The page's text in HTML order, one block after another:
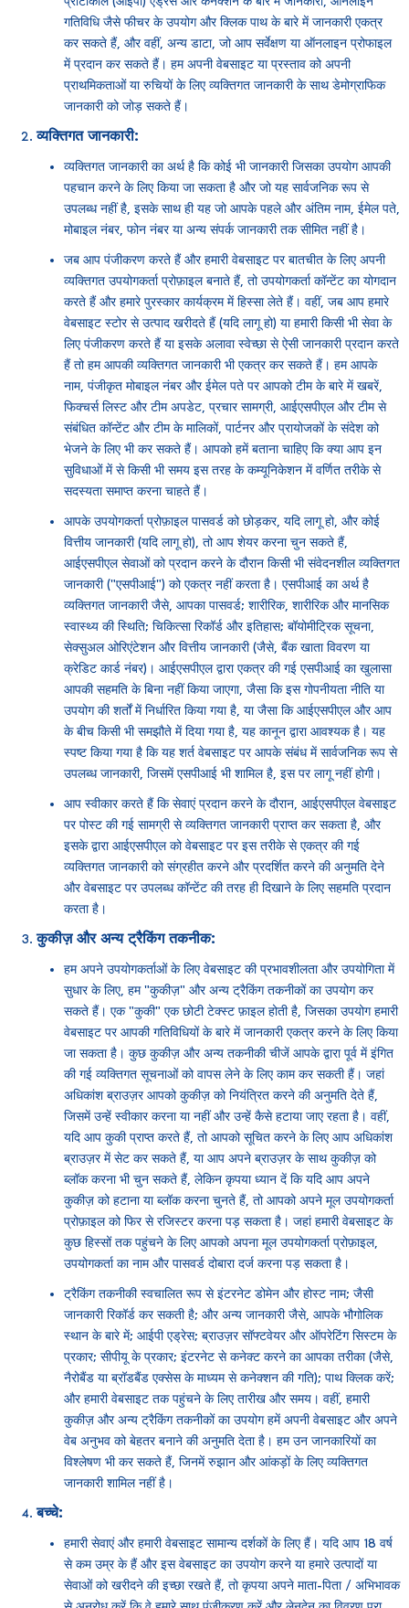
गतिविधि जैसे फीचर के उपयोग और क्लिक पाथ के बारे में जानकारी एकत्र
कर सकते हैं, और वहीं, अन्य डाटा, जो आप सर्वेक्षण या ऑनलाइन प्रोफाइल
में प्रदान कर सकते हैं। हम अपनी वेबसाइट या प्रस्ताव को अपनी
प्राथमिकताओं या रुचियों के लिए व्यक्तिगत जानकारी के साथ डेमोग्राफिक
जानकारी को जोड़ सकते हैं।
व्यक्तिगत जानकारी:
व्यक्तिगत जानकारी का अर्थ है कि कोई भी जानकारी जिसका उपयोग आपकी
पहचान करने के लिए किया जा सकता है और जो यह सार्वजनिक रूप से
उपलब्ध नहीं है, इसके साथ ही यह जो आपके पहले और अंतिम नाम, ईमेल पते,
मोबाइल नंबर, फोन नंबर या अन्य संपर्क जानकारी तक सीमित नहीं है।
जब आप पंजीकरण करते हैं और हमारी वेबसाइट पर बातचीत के लिए अपनी
व्यक्तिगत उपयोगकर्ता प्रोफ़ाइल बनाते हैं, तो उपयोगकर्ता कॉन्टेंट का योगदान
करते हैं और हमारे पुरस्कार कार्यक्रम में हिस्सा लेते हैं। वहीं, जब आप हमारे
वेबसाइट स्टोर से उत्पाद खरीदते हैं (यदि लागू हो) या हमारी किसी भी सेवा के
लिए पंजीकरण करते हैं या इसके अलावा स्वेच्छा से ऐसी जानकारी प्रदान करते
हैं तो हम आपकी व्यक्तिगत जानकारी भी एकत्र कर सकते हैं। हम आपके
नाम, पंजीकृत मोबाइल नंबर और ईमेल पते पर आपको टीम के बारे में खबरें,
फिक्चर्स लिस्ट और टीम अपडेट, प्रचार सामग्री, आईएसपीएल और टीम से
संबंधित कॉन्टेंट और टीम के मालिकों, पार्टनर और प्रायोजकों के संदेश को
भेजने के लिए भी कर सकते हैं। आपको हमें बताना चाहिए कि क्या आप इन
सुविधाओं में से किसी भी समय इस तरह के कम्यूनिकेशन में वर्णित तरीके से
सदस्यता समाप्त करना चाहते हैं।
आपके उपयोगकर्ता प्रोफ़ाइल पासवर्ड को छोड़कर, यदि लागू हो, और कोई
वित्तीय जानकारी (यदि लागू हो), तो आप शेयर करना चुन सकते हैं,
आईएसपीएल सेवाओं को प्रदान करने के दौरान किसी भी संवेदनशील व्यक्तिगत
जानकारी ("एसपीआई") को एकत्र नहीं करता है। एसपीआई का अर्थ है
व्यक्तिगत जानकारी जैसे, आपका पासवर्ड; शारीरिक, शारीरिक और मानसिक
स्वास्थ्य की स्थिति; चिकित्सा रिकॉर्ड और इतिहास; बॉयोमीट्रिक सूचना,
सेक्सुअल ओरिएंटेशन और वित्तीय जानकारी (जैसे, बैंक खाता विवरण या
क्रेडिट कार्ड नंबर)। आईएसपीएल द्वारा एकत्र की गई एसपीआई का खुलासा
आपकी सहमति के बिना नहीं किया जाएगा, जैसा कि इस गोपनीयता नीति या
उपयोग की शर्तों में निर्धारित किया गया है, या जैसा कि आईएसपीएल और आप
के बीच किसी भी समझौते में दिया गया है, यह कानून द्वारा आवश्यक है। यह
स्पष्ट किया गया है कि यह शर्त वेबसाइट पर आपके संबंध में सार्वजनिक रूप से
उपलब्ध जानकारी, जिसमें एसपीआई भी शामिल है, इस पर लागू नहीं होगी।
आप स्वीकार करते हैं कि सेवाएं प्रदान करने के दौरान, आईएसपीएल वेबसाइट
पर पोस्ट की गई सामग्री से व्यक्तिगत जानकारी प्राप्त कर सकता है, और
इसके द्वारा आईएसपीएल को वेबसाइट पर इस तरीके से एकत्र की गई
व्यक्तिगत जानकारी को संग्रहीत करने और प्रदर्शित करने की अनुमति देने
और वेबसाइट पर उपलब्ध कॉन्टेंट की तरह ही दिखाने के लिए सहमति प्रदान
करता है।
कुकीज़ और अन्य ट्रैकिंग तकनीक:
हम अपने उपयोगकर्ताओं के लिए वेबसाइट की प्रभावशीलता और उपयोगिता में
सुधार के लिए, हम "कुकीज़" और अन्य ट्रैकिंग तकनीकों का उपयोग कर
सकते हैं। एक "कुकी" एक छोटी टेक्स्ट फ़ाइल होती है, जिसका उपयोग हमारी
वेबसाइट पर आपकी गतिविधियों के बारे में जानकारी एकत्र करने के लिए किया
जा सकता है। कुछ कुकीज़ और अन्य तकनीकी चीजें आपके द्वारा पूर्व में इंगित
की गई व्यक्तिगत सूचनाओं को वापस लेने के लिए काम कर सकती हैं। जहां
अधिकांश ब्राउज़र आपको कुकीज़ को नियंत्रित करने की अनुमति देते हैं,
जिसमें उन्हें स्वीकार करना या नहीं और उन्हें कैसे हटाया जाए रहता है। वहीं,
यदि आप कुकी प्राप्त करते हैं, तो आपको सूचित करने के लिए आप अधिकांश
ब्राउज़र में सेट कर सकते हैं, या आप अपने ब्राउज़र के साथ कुकीज़ को
ब्लॉक करना भी चुन सकते हैं, लेकिन कृपया ध्यान दें कि यदि आप अपने
कुकीज़ को हटाना या ब्लॉक करना चुनते हैं, तो आपको अपने मूल उपयोगकर्ता
प्रोफ़ाइल को फिर से रजिस्टर करना पड़ सकता है। जहां हमारी वेबसाइट के
कुछ हिस्सों तक पहुंचने के लिए आपको अपना मूल उपयोगकर्ता प्रोफ़ाइल,
उपयोगकर्ता का नाम और पासवर्ड दोबारा दर्ज करना पड़ सकता है।
ट्रैकिंग तकनीकी स्वचालित रूप से इंटरनेट डोमेन और होस्ट नाम; जैसी
जानकारी रिकॉर्ड कर सकती है; और अन्य जानकारी जैसे, आपके भौगोलिक
स्थान के बारे में; आईपी एड्रेस; ब्राउज़र सॉफ्टवेयर और ऑपरेटिंग सिस्टम के
प्रकार; सीपीयू के प्रकार; इंटरनेट से कनेक्ट करने का आपका तरीका (जैसे,
नैरोबैंड या ब्रॉडबैंड एक्सेस के माध्यम से कनेक्शन की गति); पाथ क्लिक करें;
और हमारी वेबसाइट तक पहुंचने के लिए तारीख और समय। वहीं, हमारी
कुकीज़ और अन्य ट्रैकिंग तकनीकों का उपयोग हमें अपनी वेबसाइट और अपने
वेब अनुभव को बेहतर बनाने की अनुमति देता है। हम उन जानकारियों का
विश्लेषण भी कर सकते हैं, जिनमें रुझान और आंकड़ों के लिए व्यक्तिगत
जानकारी शामिल नहीं है।
बच्चे:
हमारी सेवाएं और हमारी वेबसाइट सामान्य दर्शकों के लिए हैं। यदि आप 18 वर्ष
से कम उम्र के हैं और इस वेबसाइट का उपयोग करने या हमारे उत्पादों या
सेवाओं को खरीदने की इच्छा रखते हैं, तो कृपया अपने माता-पिता / अभिभावक